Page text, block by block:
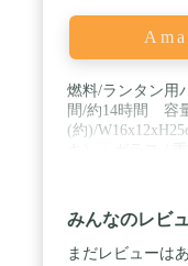
燃料/ランタン用
間/約14時間 容
(約)/
みんなのレビ
まだレビューは